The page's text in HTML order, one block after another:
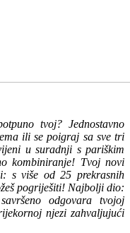
tvoj? Jednostavno
ili se poigraj sa sve tri
u suradnji s pariškim
kombiniranje! Tvoj novi
s više od 25 prekrasnih
pogriješiti! Najbolji dio:
odgovara tvojoj
njezi zahvaljujući